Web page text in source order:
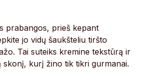
prabangos, prieš kepant
jo vidų šaukšteliu tiršto
Tai suteiks kremine tekstūrą ir
skonį, kurį žino tik tikri gurmanai.